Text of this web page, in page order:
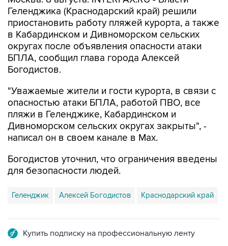
Геленджика (Краснодарский край) решили
приостановить работу пляжей курорта, а также
в Кабардинском и Дивноморском сельских
округах после объявления опасности атаки
БПЛА, сообщил глава города Алексей
Богодистов.
"Уважаемые жители и гости курорта, в связи с
опасностью атаки БПЛА, работой ПВО, все
пляжи в Геленджике, Кабардинском и
Дивноморском сельских округах закрыты", -
написал он в своем канале в Max.
Богодистов уточнил, что ограничения введены
для безопасности людей.
Геленджик Алексей Богодистов Краснодарский край
Купить подписку на профессиональную ленту